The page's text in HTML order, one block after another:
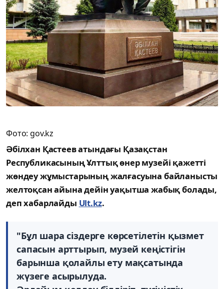
Фото: gov.kz
Әбілхан Қастееватындағы Қазақстан
РеспубликасыныңҰлттықөнермузейі қажетті
жөндеужұмыстарыныңжалғасуына байланысты
желтоқсанайынадейінуақытша жабықболады,
деп хабарлайды Ult.kz.
"Бұл шара сіздерге көрсетілетін қызмет
сапасын арттырып, музей кеңістігін
барынша қолайлы ету мақсатында
жүзеге асырылуда.